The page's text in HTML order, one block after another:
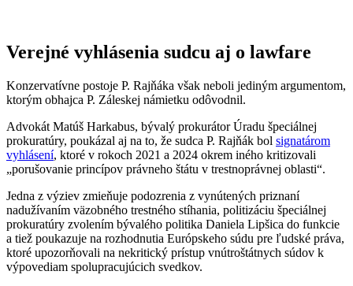
Verejné vyhlásenia sudcu aj o lawfare
Konzervatívne postoje P. Rajňáka však neboli jediným argumentom,
ktorým obhajca P. Záleskej námietku odôvodnil.
Advokát Matúš Harkabus, bývalý prokurátor Úradu špeciálnej
prokuratúry, poukázal aj na to, že sudca P. Rajňák bol signatárom
vyhlásení, ktoré v rokoch 2021 a 2024 okrem iného kritizovali
„porušovanie princípov právneho štátu v trestnoprávnej oblasti“.
Jedna z výziev zmieňuje podozrenia z vynútených priznaní
nadužívaním väzobného trestného stíhania, politizáciu špeciálnej
prokuratúry zvolením bývalého politika Daniela Lipšica do funkcie
a tiež poukazuje na rozhodnutia Európskeho súdu pre ľudské práva,
ktoré upozorňovali na nekritický prístup vnútroštátnych súdov k
výpovediam spolupracujúcich svedkov.